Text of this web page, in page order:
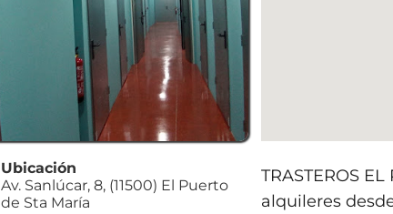
Ubicación
Av. Sanlúcar, 8, (11500) El Puerto
de Sta María
TRASTEROS
alquileres